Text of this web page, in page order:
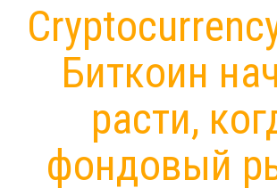
Биткоин
расти,
фондовый